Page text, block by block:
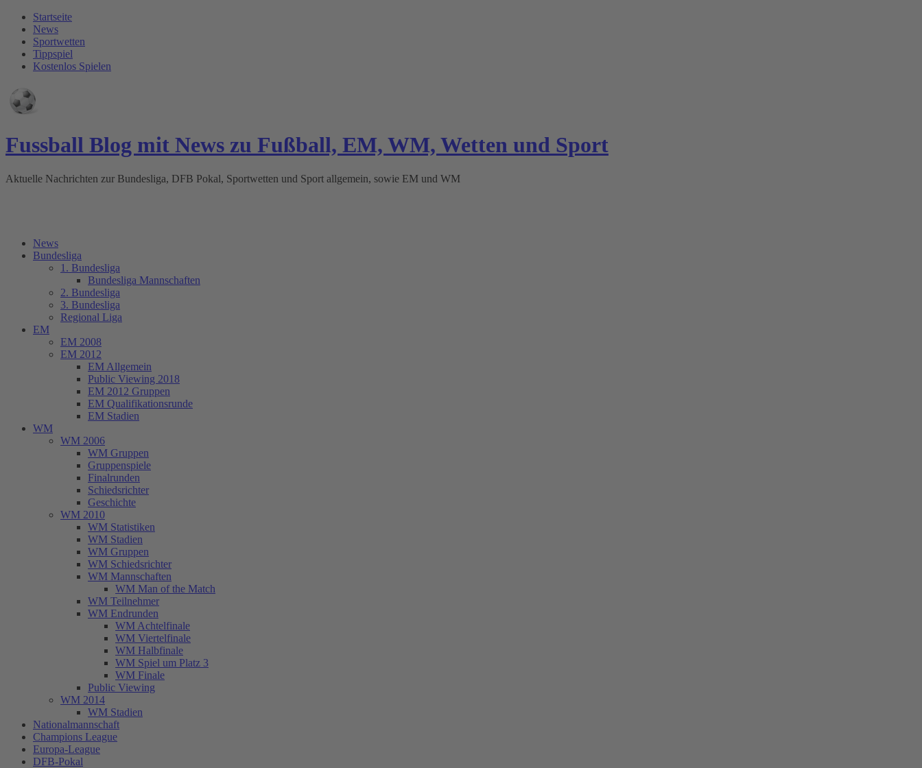
Startseite
News
Sportwetten
Tippspiel
Kostenlos Spielen
Fussball Blog mit News zu Fußball, EM, WM, Wetten und Sport
Aktuelle Nachrichten zur Bundesliga, DFB Pokal, Sportwetten und Sport allgemein, sowie EM und WM
News
Bundesliga
1. Bundesliga
Bundesliga Mannschaften
2. Bundesliga
3. Bundesliga
Regional Liga
EM
EM 2008
EM 2012
EM Allgemein
Public Viewing 2018
EM 2012 Gruppen
EM Qualifikationsrunde
EM Stadien
WM
WM 2006
WM Gruppen
Gruppenspiele
Finalrunden
Schiedsrichter
Geschichte
WM 2010
WM Statistiken
WM Stadien
WM Gruppen
WM Schiedsrichter
WM Mannschaften
WM Man of the Match
WM Teilnehmer
WM Endrunden
WM Achtelfinale
WM Viertelfinale
WM Halbfinale
WM Spiel um Platz 3
WM Finale
Public Viewing
WM 2014
WM Stadien
Nationalmannschaft
Champions League
Europa-League
DFB-Pokal